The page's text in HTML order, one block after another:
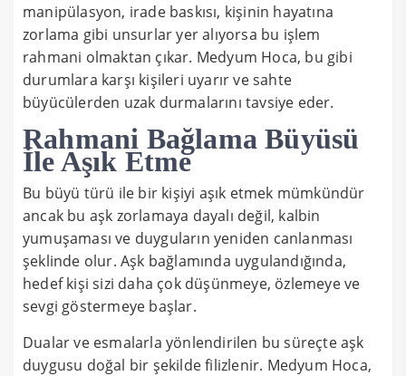
manipülasyon, irade baskısı, kişinin hayatına
zorlama gibi unsurlar yer alıyorsa bu işlem
rahmani olmaktan çıkar. Medyum Hoca, bu gibi
durumlara karşı kişileri uyarır ve sahte
büyücülerden uzak durmalarını tavsiye eder.
Rahmani Bağlama Büyüsü
İle Aşık Etme
Bu büyü türü ile bir kişiyi aşık etmek mümkündür
ancak bu aşk zorlamaya dayalı değil, kalbin
yumuşaması ve duyguların yeniden canlanması
şeklinde olur. Aşk bağlamında uygulandığında,
hedef kişi sizi daha çok düşünmeye, özlemeye ve
sevgi göstermeye başlar.
Dualar ve esmalarla yönlendirilen bu süreçte aşk
duygusu doğal bir şekilde filizlenir. Medyum Hoca,